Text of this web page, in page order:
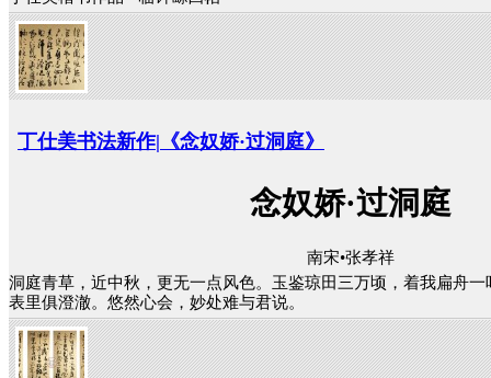
丁仕美书法新作|《念奴娇·过洞庭》
念奴娇·过洞庭
南宋•张孝祥
洞庭青草，近中秋，更无一点风色。玉鉴琼田三万顷，着我扁舟
表里俱澄澈。悠然心会，妙处难与君说。